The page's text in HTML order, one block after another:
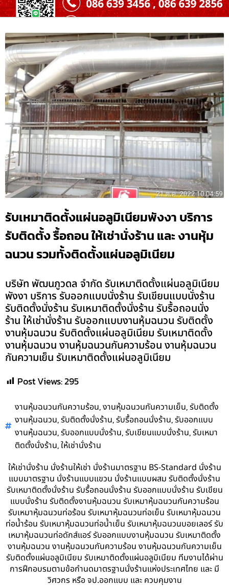
รับเหมาติดตั้งแผ่นอลูมิเนียมพังงา บริการ
รับติดตั้ง รื้อถอน ให้เช่านั่งร้าน และ งานหุ้ม
ฉนวน รวมทั้งติดตั้งแผ่นอลูมิเนียม
บริษัท พัฒนภูวดล จำกัด รับเหมาติดตั้งแผ่นอลูมิเนียม
พังงา บริการ รับออกแบบนั่งร้าน รับเขียนแบบนั่งร้าน
รับติดตั้งนั่งร้าน รับเหมาติดตั้งนั่งร้าน รับรื้อถอนนั่ง
ร้าน ให้เช่านั่งร้าน รับออกแบบงานหุ้มฉนวน รับติดตั้ง
งานหุ้มฉนวน รับติดตั้งแผ่นอลูมิเนียม รับเหมาติดตั้ง
งานหุ้มฉนวน งานหุ้มฉนวนกันความร้อน งานหุ้มฉนวน
กันความเย็น รับเหมาติดตั้งแผ่นอลูมิเนียม
Post Views:295
งานหุ้มฉนวนกันความร้อน,งานหุ้มฉนวนกันความเย็น,รับติดตั้ง
งานหุ้มฉนวน,รับติดตั้งนั่งร้าน,รับรื้อถอนนั่งร้าน,รับออกแบบ
งานหุ้มฉนวน,รับออกแบบนั่งร้าน,รับเขียนแบบนั่งร้าน,รับเหมา
ติดตั้งนั่งร้าน,ให้เช่านั่งร้าน
ให้เช่านั่งร้าน นั่งร้านให้เช่า นั่งร้านมาตรฐาน BS-Standard นั่งร้าน
แบบมาตรฐาน นั่งร้านแบบแขวน นั่งร้านแบบผสม รับติดตั้งนั่งร้าน
รับเหมาติดตั้งนั่งร้าน รับรื้อถอนนั่งร้าน รับออกแบบนั่งร้าน รับเขียน
แบบนั่งร้าน รับติดตั้งงานหุ้มฉนวน รับเหมาหุ้มฉนวนกันความร้อน
รับเหมาหุ้มฉนวนท่อร้อน รับเหมาหุ้มฉนวนท่อเย็น รับเหมาหุ้มฉนวน
ท่อน้ำร้อน รับเหมาหุ้มฉนวนท่อน้ำเย็น รับเหมาหุ้มฉนวนบอยเลอร์ รับ
เหมาหุ้มฉนวนท่อดักส์แอร์ รับออกแบบงานหุ้มฉนวน รับเหมาติดตั้ง
งานหุ้มฉนวน งานหุ้มฉนวนกันความร้อน งานหุ้มฉนวนกันความเย็น
รับติดตั้งแผ่นอลูมิเนียม รับเหมาติดตั้งแผ่นอลูมิเนียม ทีมงานได้ผ่าน
การฝึกอบรมตามข้อกำนดมาตรฐานนั่งร้านแห่งประเทศไทย และ มี
วิศวกร หรือ จป.ออกแบบ และ ควบคุมงาน